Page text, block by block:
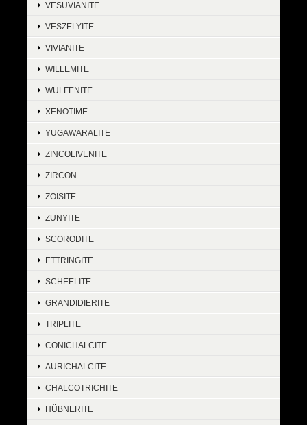
VESUVIANITE
VESZELYITE
VIVIANITE
WILLEMITE
WULFENITE
XENOTIME
YUGAWARALITE
ZINCOLIVENITE
ZIRCON
ZOISITE
ZUNYITE
SCORODITE
ETTRINGITE
SCHEELITE
GRANDIDIERITE
TRIPLITE
CONICHALCITE
AURICHALCITE
CHALCOTRICHITE
HÜBNERITE